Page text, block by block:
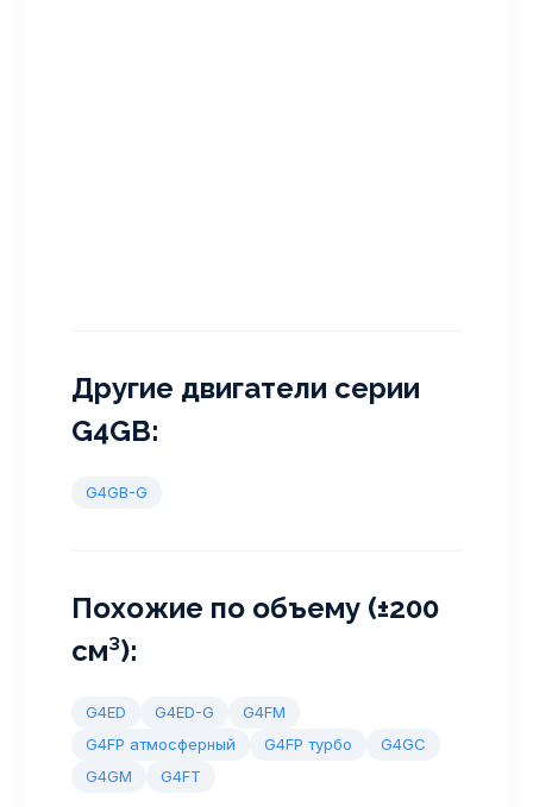
Другие двигатели серии
G4GB:
G4GB-G
Похожие по объему (±200
см³):
G4ED G4ED-G
G4FM
G4FP атмосферный
G4FP турбо
G4GC
G4GM
G4FT